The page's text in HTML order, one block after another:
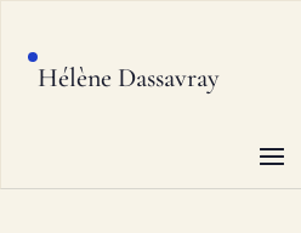
Hélène Dassavray